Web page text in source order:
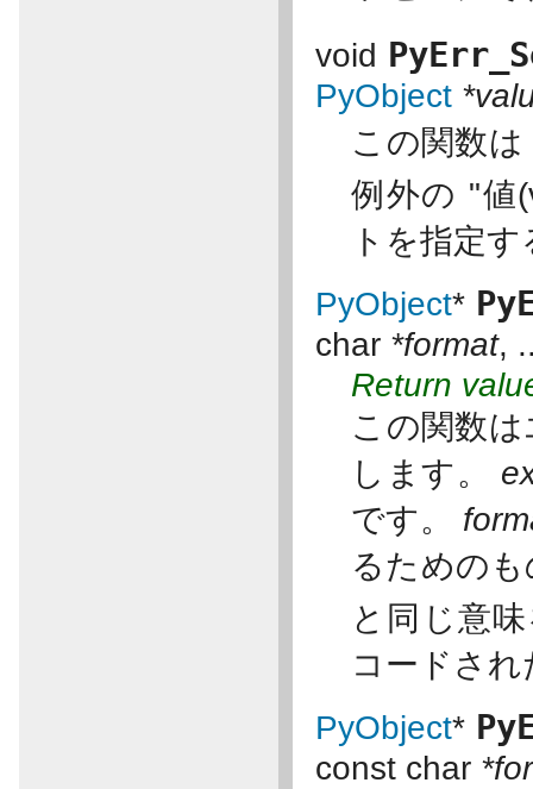
void
PyObject
この関数は
例外の "値
トを指定
PyObject*
char *format,
Return
この関数
します。
です。
るための
と同じ意
コードさ
PyObject*
const char